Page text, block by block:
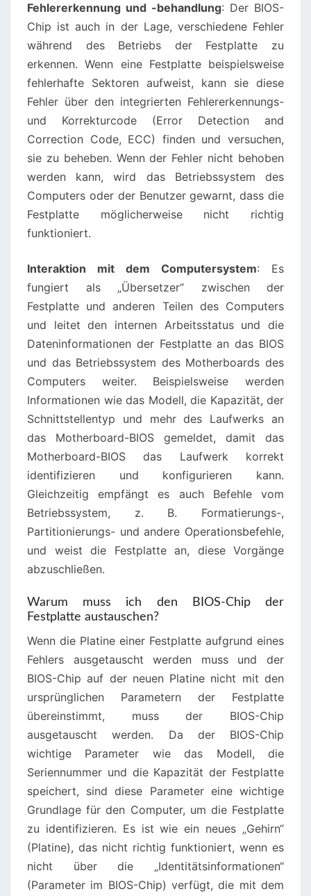
Fehlererkennung und -behandlung: Der BIOS-
Chip ist auch in der Lage, verschiedene Fehler
während des Betriebs der Festplatte zu
erkennen. Wenn eine Festplatte beispielsweise
fehlerhafte Sektoren aufweist, kann sie diese
Fehler über den integrierten Fehlererkennungs-
und Korrekturcode (Error Detection and
Correction Code, ECC) finden und versuchen,
sie zu beheben. Wenn der Fehler nicht behoben
werden kann, wird das Betriebssystem des
Computers oder der Benutzer gewarnt, dass die
Festplatte möglicherweise nicht richtig
funktioniert.
Interaktion mit dem Computersystem: Es
fungiert als „Übersetzer“ zwischen der
Festplatte und anderen Teilen des Computers
und leitet den internen Arbeitsstatus und die
Dateninformationen der Festplatte an das BIOS
und das Betriebssystem des Motherboards des
Computers weiter. Beispielsweise werden
Informationen wie das Modell, die Kapazität, der
Schnittstellentyp und mehr des Laufwerks an
das Motherboard-BIOS gemeldet, damit das
Motherboard-BIOS das Laufwerk korrekt
identifizieren und konfigurieren kann.
Gleichzeitig empfängt es auch Befehle vom
Betriebssystem, z. B. Formatierungs-,
Partitionierungs- und andere Operationsbefehle,
und weist die Festplatte an, diese Vorgänge
abzuschließen.
Warum muss ich den BIOS-Chip der
Festplatte austauschen?
Wenn die Platine einer Festplatte aufgrund eines
Fehlers ausgetauscht werden muss und der
BIOS-Chip auf der neuen Platine nicht mit den
ursprünglichen Parametern der Festplatte
übereinstimmt, muss der BIOS-Chip
ausgetauscht werden. Da der BIOS-Chip
wichtige Parameter wie das Modell, die
Seriennummer und die Kapazität der Festplatte
speichert, sind diese Parameter eine wichtige
Grundlage für den Computer, um die Festplatte
zu identifizieren. Es ist wie ein neues „Gehirn“
(Platine), das nicht richtig funktioniert, wenn es
nicht über die „Identitätsinformationen“
(Parameter im BIOS-Chip) verfügt, die mit dem